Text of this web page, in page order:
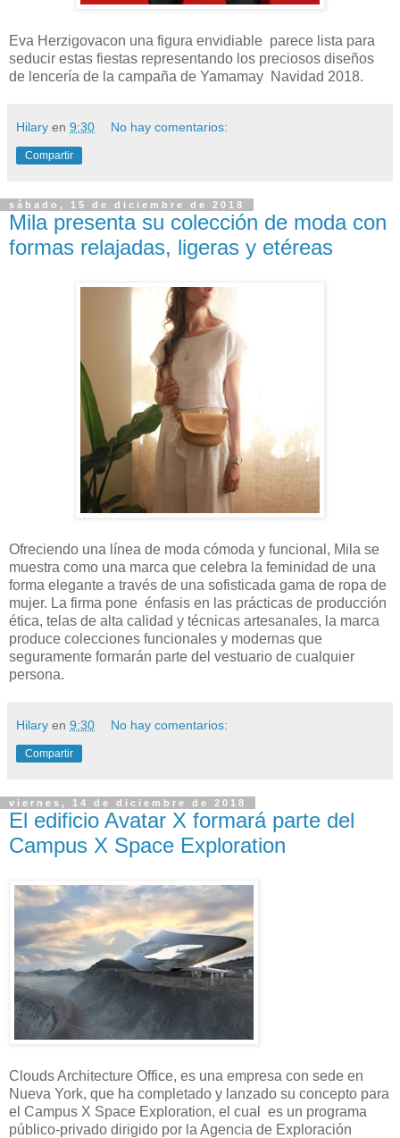
Eva Herzigovacon una figura envidiable parece lista para
seducir estas fiestas representando los preciosos diseños
de lencería de la campaña de Yamamay Navidad 2018.
Hilary en 9:30 No hay comentarios:
Compartir
sábado, 15 de diciembre de 2018
Mila presenta su colección de moda con
formas relajadas, ligeras y etéreas
Ofreciendo una línea de moda cómoda y funcional, Mila se
muestra como una marca que celebra la feminidad de una
forma elegante a través de una sofisticada gama de ropa de
mujer. La firma pone énfasis en las prácticas de producción
ética, telas de alta calidad y técnicas artesanales, la marca
produce colecciones funcionales y modernas que
seguramente formarán parte del vestuario de cualquier
persona.
Hilary en 9:30 No hay comentarios:
Compartir
viernes, 14 de diciembre de 2018
El edificio Avatar X formará parte del
Campus X Space Exploration
Clouds Architecture Office, es una empresa con sede en
Nueva York, que ha completado y lanzado su concepto para
el Campus X Space Exploration, el cual es un programa
público-privado dirigido por la Agencia de Exploración